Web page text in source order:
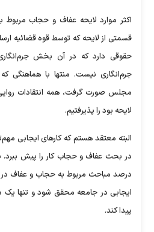
اکثر موارد لایحه عفاف و حجاب مربوط
قسمتی از لایحه که توسط قوه قضائیه
حقوقی دارد که در آن بخش
جرم‌انگاری نیست. منتها با هماهنگی
مجلس صورت گرفت، همه انتقادات
لایحه بود را پذیرفتیم.
البته معتقد هستم که کار‌های ایجابی
درصد مباحث مربوط به حجاب و عفاف در
ایجابی در جامعه محقق شود و تنها یک
پیدا کند.